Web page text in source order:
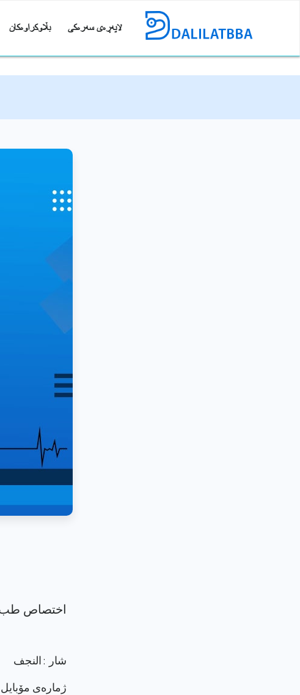
لاپەڕەی سەرەکی بڵاوکراوەکان
شار : النجف
ژماره‌ی